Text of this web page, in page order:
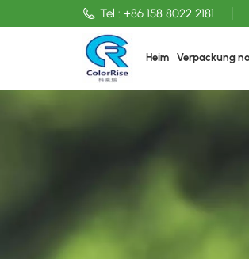
Tel : +86 158 8022 2181
Heim Verpackung